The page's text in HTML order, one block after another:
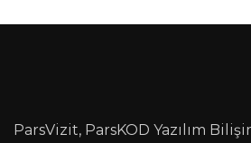
ParsVizit, ParsKOD Yazılım